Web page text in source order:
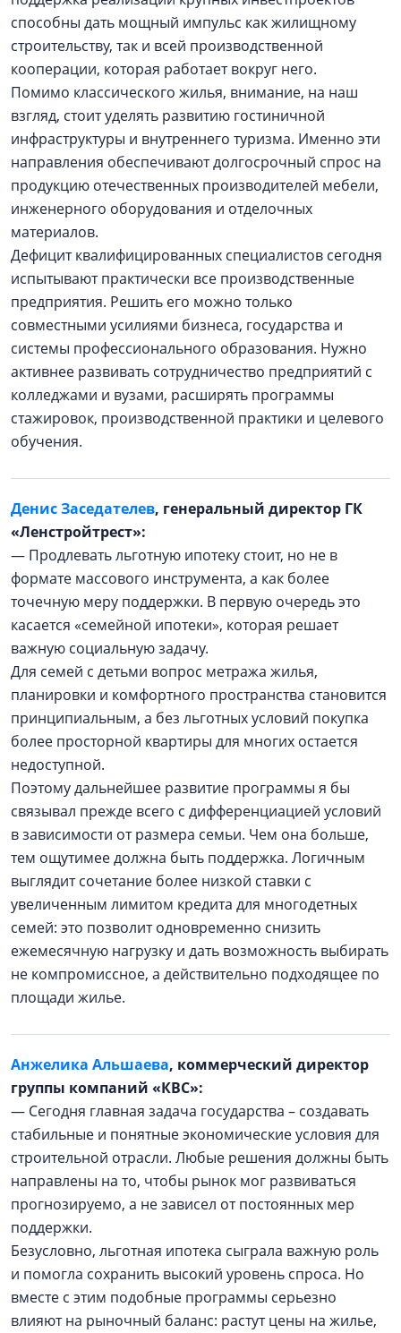
способны дать мощный импульс как жилищному
строительству, так и всей производственной
кооперации, которая работает вокруг него.
Помимо классического жилья, внимание, на наш
взгляд, стоит уделять развитию гостиничной
инфраструктуры и внутреннего туризма. Именно эти
направления обеспечивают долгосрочный спрос на
продукцию отечественных производителей мебели,
инженерного оборудования и отделочных
материалов.
Дефицит квалифицированных специалистов сегодня
испытывают практически все производственные
предприятия. Решить его можно только
совместными усилиями бизнеса, государства и
системы профессионального образования. Нужно
активнее развивать сотрудничество предприятий с
колледжами и вузами, расширять программы
стажировок, производственной практики и целевого
обучения.
Денис Заседателев, генеральный директор ГК
«Ленстройтрест»:
— Продлевать льготную ипотеку стоит, но не в
формате массового инструмента, а как более
точечную меру поддержки. В первую очередь это
касается «семейной ипотеки», которая решает
важную социальную задачу.
Для семей с детьми вопрос метража жилья,
планировки и комфортного пространства становится
принципиальным, а без льготных условий покупка
более просторной квартиры для многих остается
недоступной.
Поэтому дальнейшее развитие программы я бы
связывал прежде всего с дифференциацией условий
в зависимости от размера семьи. Чем она больше,
тем ощутимее должна быть поддержка. Логичным
выглядит сочетание более низкой ставки с
увеличенным лимитом кредита для многодетных
семей: это позволит одновременно снизить
ежемесячную нагрузку и дать возможность выбирать
не компромиссное, а действительно подходящее по
площади жилье.
Анжелика Альшаева, коммерческий директор
группы компаний «КВС»:
— Сегодня главная задача государства – создавать
стабильные и понятные экономические условия для
строительной отрасли. Любые решения должны быть
направлены на то, чтобы рынок мог развиваться
прогнозируемо, а не зависел от постоянных мер
поддержки.
Безусловно, льготная ипотека сыграла важную роль
и помогла сохранить высокий уровень спроса. Но
вместе с этим подобные программы серьезно
влияют на рыночный баланс: растут цены на жилье,